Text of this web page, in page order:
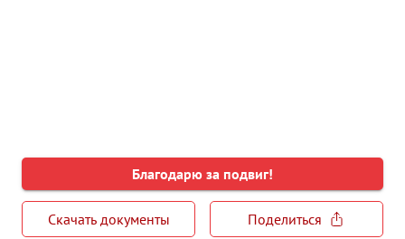
Благодарю за подвиг!
Скачать документы
Поделиться